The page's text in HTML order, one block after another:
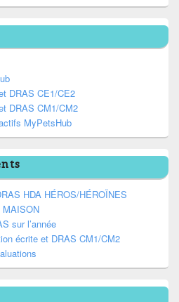
DRAS CE1/CE2
DRAS CM1/CM2
MyPetsHub
HDA HÉROS/HÉROÏNES
MAISON
sur l’année
écrite et DRAS CM1/CM2